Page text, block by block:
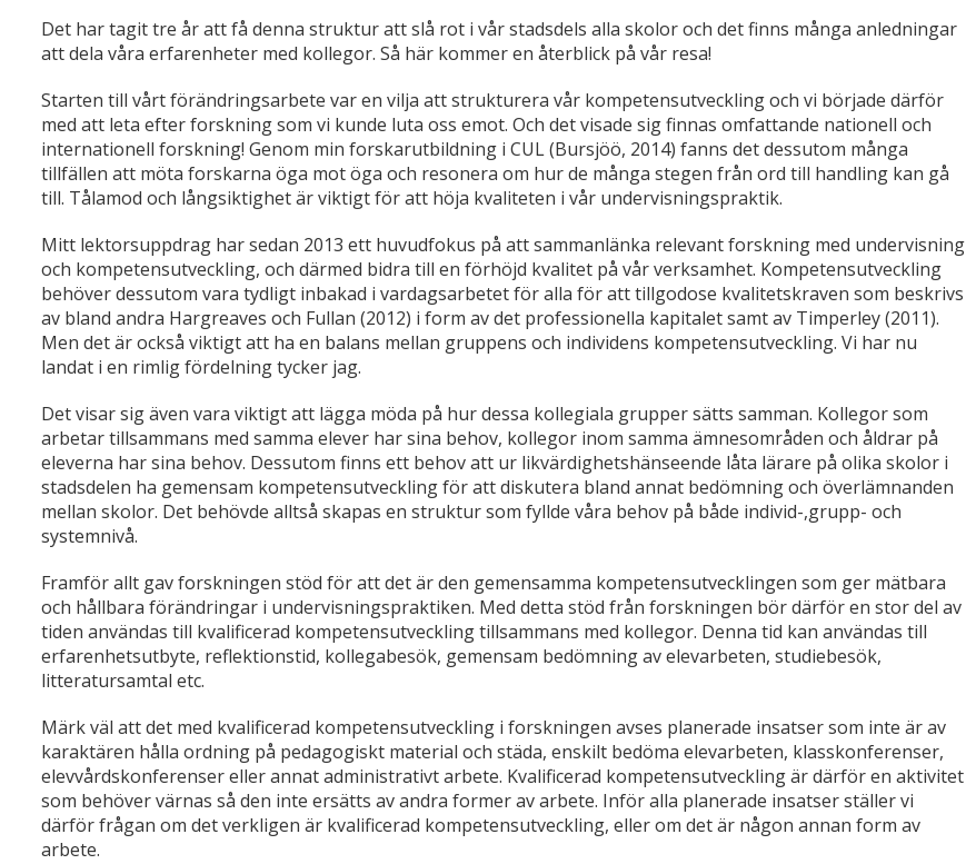
Det har tagit tre år att få denna struktur att slå rot i vår stadsdels alla skolor och det finns många anledningar
att dela våra erfarenheter med kollegor. Så här kommer en återblick på vår resa!
Starten till vårt förändringsarbete var en vilja att strukturera vår kompetensutveckling och vi började därför
med att leta efter forskning som vi kunde luta oss emot. Och det visade sig finnas omfattande nationell och
internationell forskning! Genom min forskarutbildning i CUL (Bursjöö, 2014) fanns det dessutom många
tillfällen att möta forskarna öga mot öga och resonera om hur de många stegen från ord till handling kan gå
till. Tålamod och långsiktighet är viktigt för att höja kvaliteten i vår undervisningspraktik.
Mitt lektorsuppdrag har sedan 2013 ett huvudfokus på att sammanlänka relevant forskning med undervisning
och kompetensutveckling, och därmed bidra till en förhöjd kvalitet på vår verksamhet. Kompetensutveckling
behöver dessutom vara tydligt inbakad i vardagsarbetet för alla för att tillgodose kvalitetskraven som beskrivs
av bland andra Hargreaves och Fullan (2012) i form av det professionella kapitalet samt av Timperley (2011).
Men det är också viktigt att ha en balans mellan gruppens och individens kompetensutveckling. Vi har nu
landat i en rimlig fördelning tycker jag.
Det visar sig även vara viktigt att lägga möda på hur dessa kollegiala grupper sätts samman. Kollegor som
arbetar tillsammans med samma elever har sina behov, kollegor inom samma ämnesområden och åldrar på
eleverna har sina behov. Dessutom finns ett behov att ur likvärdighetshänseende låta lärare på olika skolor i
stadsdelen ha gemensam kompetensutveckling för att diskutera bland annat bedömning och överlämnanden
mellan skolor. Det behövde alltså skapas en struktur som fyllde våra behov på både individ-,grupp- och
systemnivå.
Framför allt gav forskningen stöd för att det är den gemensamma kompetensutvecklingen som ger mätbara
och hållbara förändringar i undervisningspraktiken. Med detta stöd från forskningen bör därför en stor del av
tiden användas till kvalificerad kompetensutveckling tillsammans med kollegor. Denna tid kan användas till
erfarenhetsutbyte, reflektionstid, kollegabesök, gemensam bedömning av elevarbeten, studiebesök,
litteratursamtal etc.
Märk väl att det med kvalificerad kompetensutveckling i forskningen avses planerade insatser som inte är av
karaktären hålla ordning på pedagogiskt material och städa, enskilt bedöma elevarbeten, klasskonferenser,
elevvårdskonferenser eller annat administrativt arbete. Kvalificerad kompetensutveckling är därför en aktivitet
som behöver värnas så den inte ersätts av andra former av arbete. Inför alla planerade insatser ställer vi
därför frågan om det verkligen är kvalificerad kompetensutveckling, eller om det är någon annan form av
arbete.